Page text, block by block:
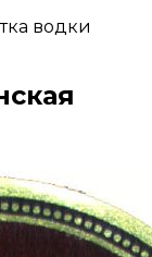
водки